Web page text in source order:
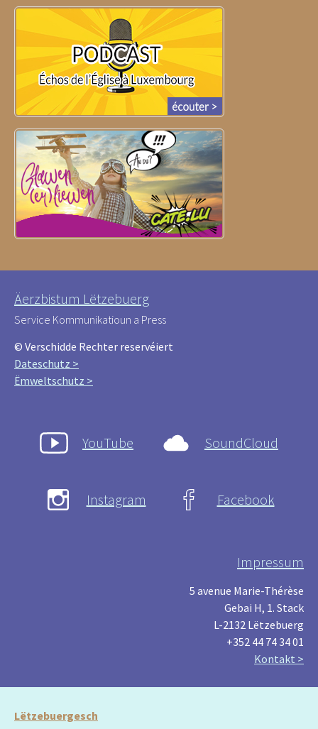
Äerzbistum Lëtzebuerg
Service Kommunikatioun a Press
© Verschidde Rechter reservéiert
Dateschutz >
Ëmweltschutz >
YouTube SoundCloud
Instagram Facebook
Impressum
5 avenue Marie-Thérèse
Gebai H, 1. Stack
L-2132 Lëtzebuerg
+352 44 74 34 01
Kontakt >
Lëtzebuergesch